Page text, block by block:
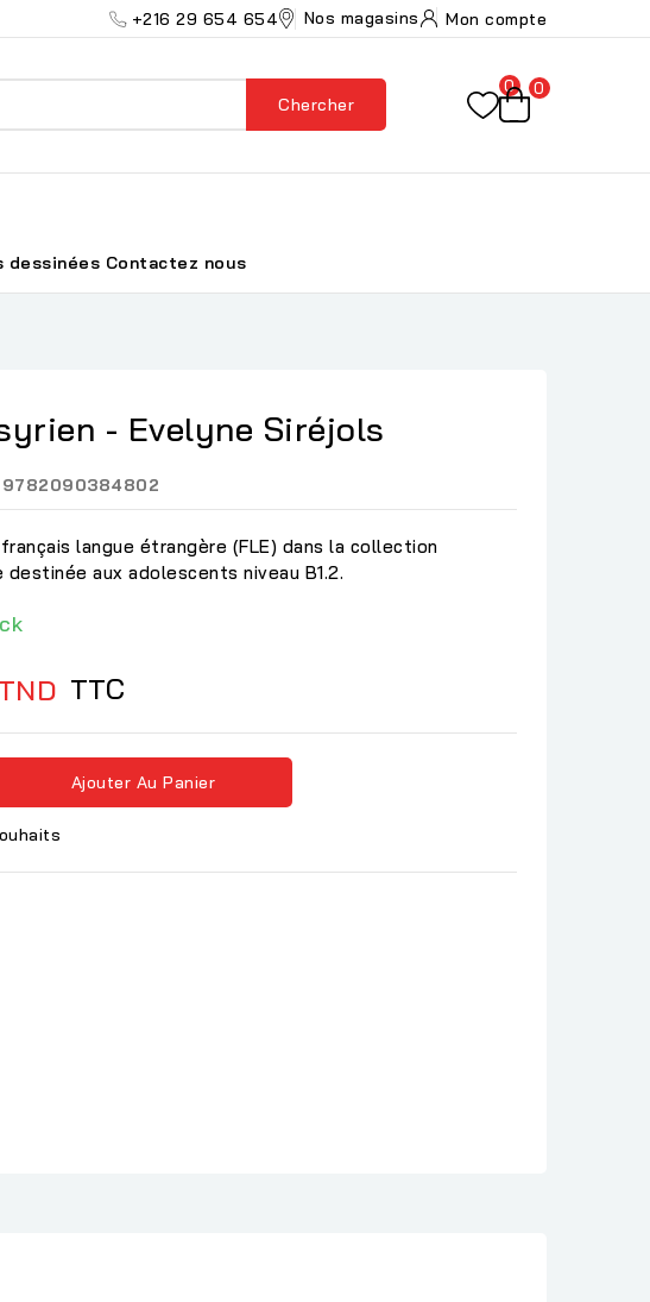
+216 29 654 654 Nos magasins Mon compte
Chercher
0 0
dessinées Contactez nous
- Evelyne Siréjols
9782090384802
langue étrangère (FLE) dans la collection
destinée aux adolescents niveau B1.2.
TTC
Ajouter Au Panier